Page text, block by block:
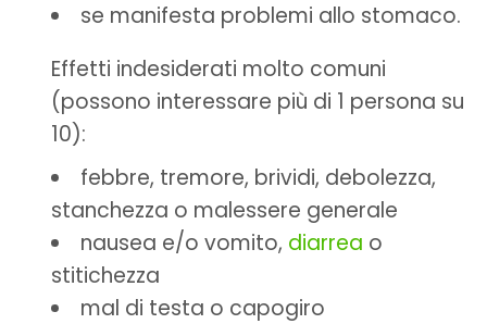
se manifesta problemi allo stomaco.
Effetti indesiderati molto comuni
(possono interessare più di 1 persona su
10):
febbre, tremore, brividi, debolezza,
stanchezza o malessere generale
nausea e/o vomito, diarrea o
stitichezza
mal di testa o capogiro